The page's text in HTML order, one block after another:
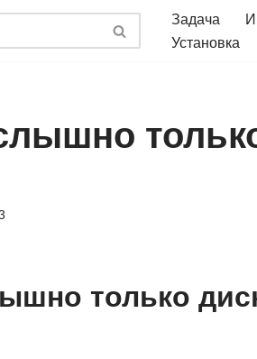
Задача
Установка
только